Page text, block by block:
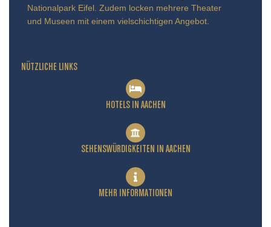
Nationalpark Eifel. Zudem locken mehrere Theater
und Museen mit einem vielschichtigen Angebot.
NÜTZLICHE LINKS
HOTELS IN AACHEN
SEHENSWÜRDIGKEITEN IN AACHEN
MEHR INFORMATIONEN